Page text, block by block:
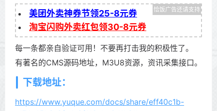
美团外卖神券节领25-8元券
淘宝闪购外卖红包领30-8元券
每一条都亲自验证可用！不要再打击我的积极性了。
有著名的CMS源码地址，M3U8资源，资讯采集接口。
下载地址：
https://www.yuque.com/docs/share/eff40c1b-